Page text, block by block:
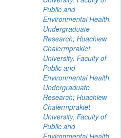
Public and
Environmental Health.
Undergraduate
Research; Huachiew
Chalermprakiet
University. Faculty of
Public and
Environmental Health.
Undergraduate
Research; Huachiew
Chalermprakiet
University. Faculty of
Public and
Environmental Health